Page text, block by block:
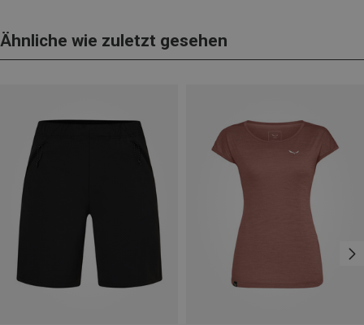
Ähnliche wie zuletzt gesehen